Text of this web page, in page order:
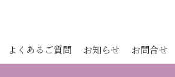
よくあるご質問 お知らせ お問合せ